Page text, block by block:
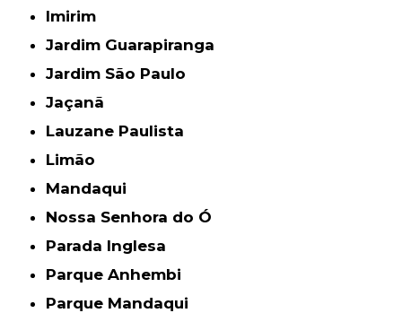
Imirim
Jardim Guarapiranga
Jardim São Paulo
Jaçanã
Lauzane Paulista
Limão
Mandaqui
Nossa Senhora do Ó
Parada Inglesa
Parque Anhembi
Parque Mandaqui